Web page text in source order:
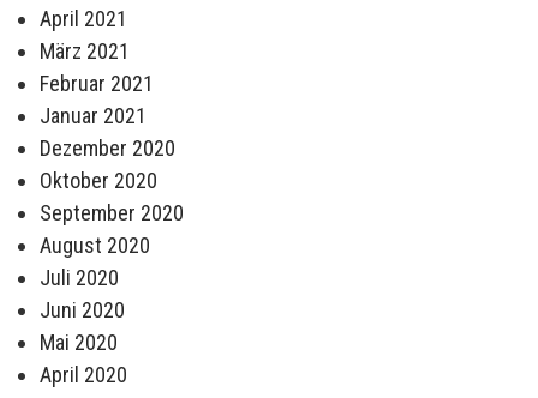
April 2021
März 2021
Februar 2021
Januar 2021
Dezember 2020
Oktober 2020
September 2020
August 2020
Juli 2020
Juni 2020
Mai 2020
April 2020